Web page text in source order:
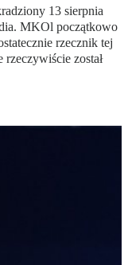
13 sierpnia
MKOl początkowo
rzecznik tej
został